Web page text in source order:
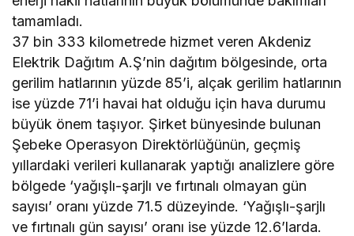
tamamladı.
37 bin 333 kilometrede hizmet veren Akdeniz
Elektrik Dağıtım A.Ş’nin dağıtım bölgesinde, orta
gerilim hatlarının yüzde 85’i, alçak gerilim hatlarının
ise yüzde 71’i havai hat olduğu için hava durumu
büyük önem taşıyor. Şirket bünyesinde bulunan
Şebeke Operasyon Direktörlüğünün, geçmiş
yıllardaki verileri kullanarak yaptığı analizlere göre
bölgede ‘yağışlı-şarjlı ve fırtınalı olmayan gün
sayısı’ oranı yüzde 71.5 düzeyinde. ‘Yağışlı-şarjlı
ve fırtınalı gün sayısı’ oranı ise yüzde 12.6’larda.